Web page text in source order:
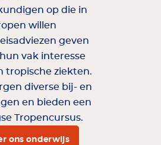
op die in
willen
geven
vak interesse
tropische ziekten.
diverse bij- en
en bieden een
Tropencursus.
ons onderwijs